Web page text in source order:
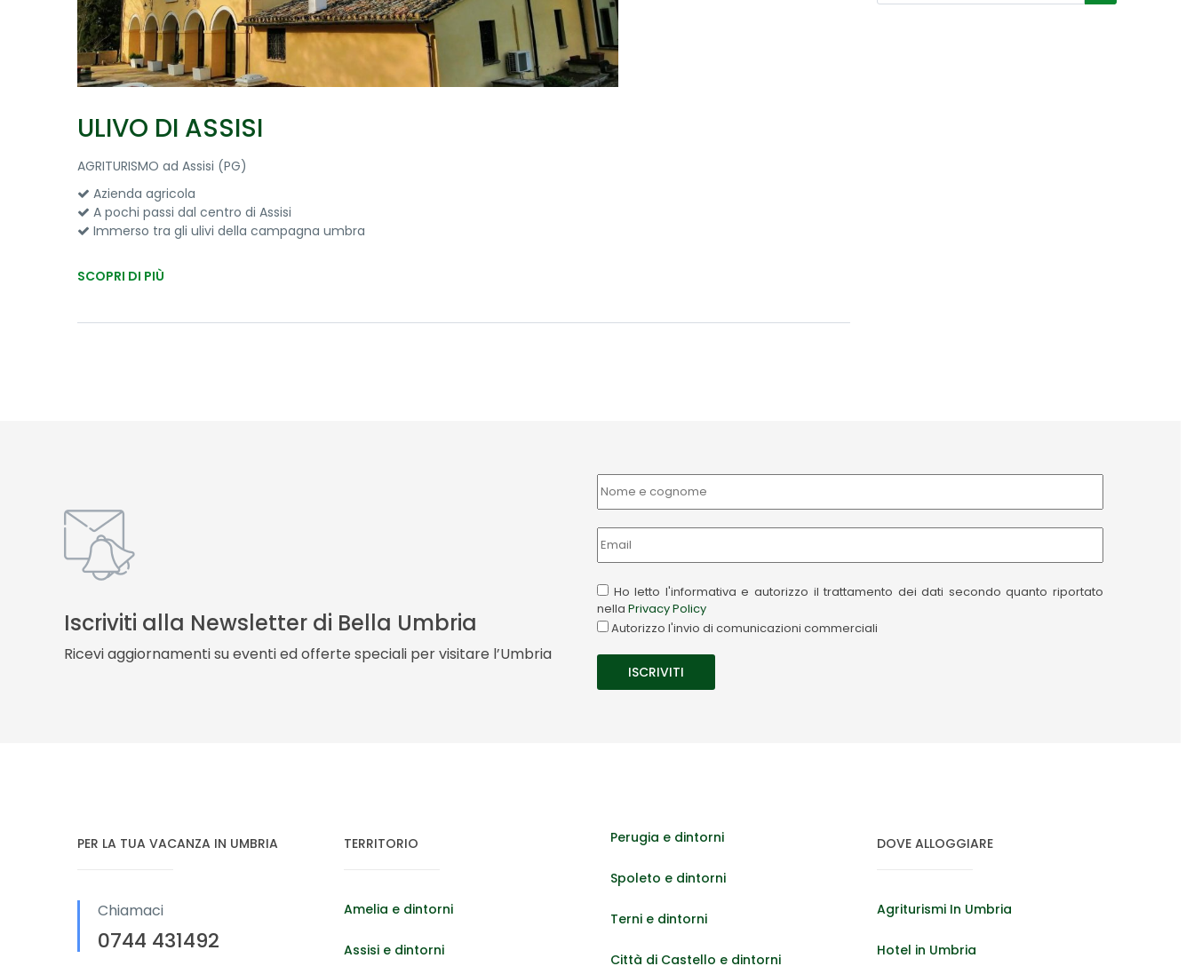
ULIVO DI ASSISI
AGRITURISMO ad Assisi (PG)
Azienda agricola
A pochi passi dal centro di Assisi
Immerso tra gli ulivi della campagna umbra
SCOPRI DI PIÙ
Iscriviti alla Newsletter di Bella Umbria
Ricevi aggiornamenti su eventi ed offerte speciali per visitare l’Umbria
Ho letto l'informativa e autorizzo il trattamento dei dati secondo quanto riportato
nella Privacy Policy
Autorizzo l'invio di comunicazioni commerciali
PER LA TUA VACANZA IN UMBRIA
Chiamaci
0744 431492
TERRITORIO
Amelia e dintorni
Assisi e dintorni
Perugia e dintorni
Spoleto e dintorni
Terni e dintorni
Città di Castello e dintorni
DOVE ALLOGGIARE
Agriturismi In Umbria
Hotel in Umbria